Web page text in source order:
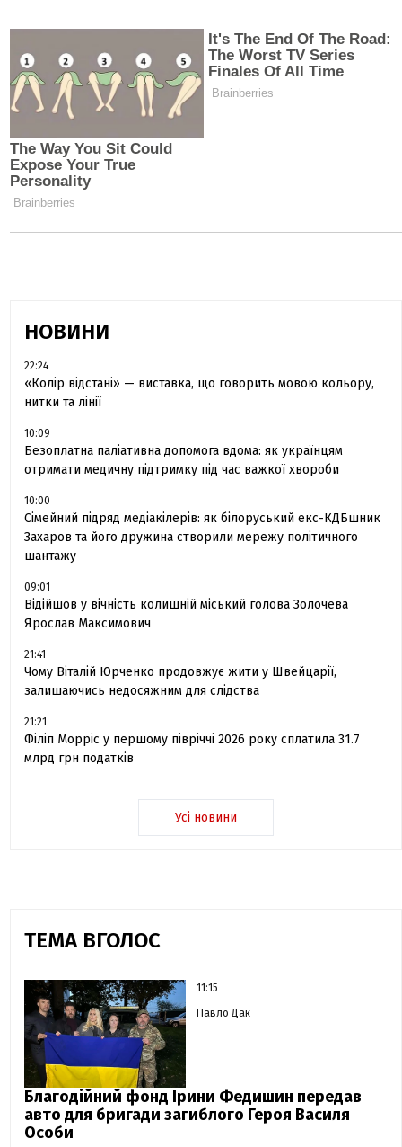
НОВИНИ
22:24
«Колір відстані» — виставка, що говорить мовою кольору,
нитки та лінії
10:09
Безоплатна паліативна допомога вдома: як українцям
отримати медичну підтримку під час важкої хвороби
10:00
Сімейний підряд медіакілерів: як білоруський екс-КДБшник
Захаров та його дружина створили мережу політичного
шантажу
09:01
Відійшов у вічність колишній міський голова Золочева
Ярослав Максимович
21:41
Чому Віталій Юрченко продовжує жити у Швейцарії,
залишаючись недосяжним для слідства
21:21
Філіп Морріс у першому півріччі 2026 року сплатила 31.7
млрд грн податків
Усі новини
ТЕМА ВГОЛОС
11:15
Павло Дак
Благодійний фонд Ірини Федишин передав
авто для бригади загиблого Героя Василя
Особи